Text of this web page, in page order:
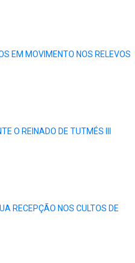
EM MOVIMENTO NOS RELEVOS
O REINADO DE TUTMÉS III
RECEPÇÃO NOS CULTOS DE